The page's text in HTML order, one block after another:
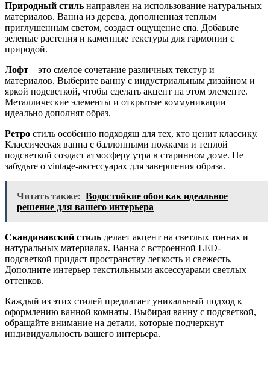
Природный стиль направлен на использование натуральных
материалов. Ванна из дерева, дополненная теплым
приглушенным светом, создаст ощущение спа. Добавьте
зеленые растения и каменные текстуры для гармонии с
природой.
Лофт – это смелое сочетание различных текстур и
материалов. Выберите ванну с индустриальным дизайном и
яркой подсветкой, чтобы сделать акцент на этом элементе.
Металлические элементы и открытые коммуникации
идеально дополнят образ.
Ретро стиль особенно подходящ для тех, кто ценит классику.
Классическая ванна с баллонными ножками и теплой
подсветкой создаст атмосферу утра в старинном доме. Не
забудьте о vintage-аксессуарах для завершения образа.
Читать также: Водостойкие обои как идеальное
решение для вашего интерьера
Скандинавский стиль делает акцент на светлых тоннах и
натуральных материалах. Ванна с встроенной LED-
подсветкой придаст пространству легкость и свежесть.
Дополните интерьер текстильными аксессуарами светлых
оттенков.
Каждый из этих стилей предлагает уникальный подход к
оформлению ванной комнаты. Выбирая ванну с подсветкой,
обращайте внимание на детали, которые подчеркнут
индивидуальность вашего интерьера.